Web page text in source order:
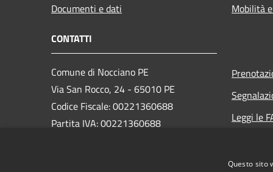
Documenti e dati
Mobilità
CONTATTI
Comune di Nocciano PE
Via San Rocco, 24 - 65010 PE
Codice Fiscale: 00221360688
Partita IVA: 00221360688
Leggi le
Questo sito